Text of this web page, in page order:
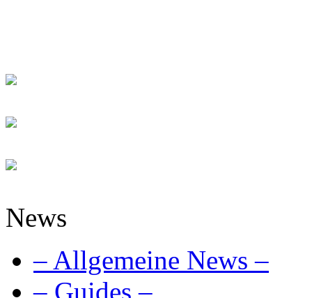
News
– Allgemeine News –
– Guides –